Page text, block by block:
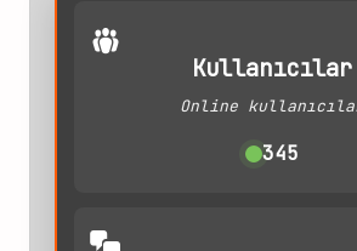
Kullanıcılar
Online
345